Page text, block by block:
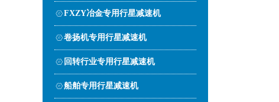
FXZY冶金专用行星减速机
卷扬机专用行星减速机
回转行业专用行星减速机
船舶专用行星减速机